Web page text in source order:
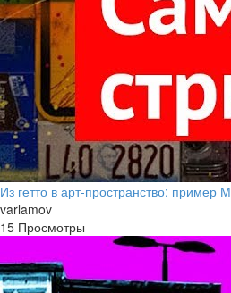
Из гетто в арт-пространство: пример
varlamov
15 Просмотры